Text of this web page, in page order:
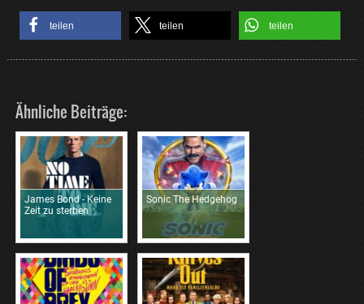
teilen teilen teilen
Ähnliche Beiträge:
James Bond - Keine
Zeit zu sterben
Sonic The Hedgehog